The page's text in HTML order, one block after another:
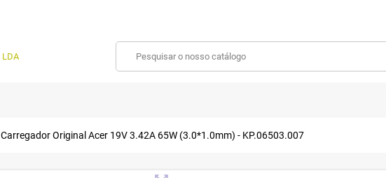
Carregador Original Acer 19V 3.42A 65W (3.0*1.0mm) - KP.06503.007